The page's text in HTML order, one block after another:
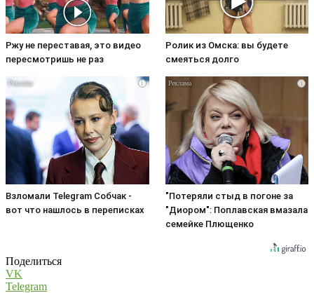
Ржу не переставая, это видео
пересмотришь не раз
Ролик из Омска: вы будете
смеяться долго
i
Взломали Telegram Собчак -
вот что нашлось в переписках
i
"Потеряли стыд в погоне за
"Диором": Поплавская вмазала
семейке Плющенко
Поделиться
VK
Telegram